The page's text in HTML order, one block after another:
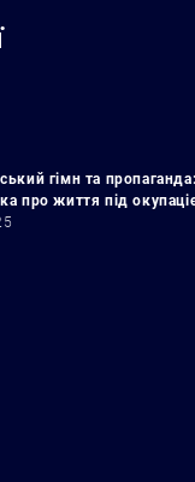
гімн та
про життя під